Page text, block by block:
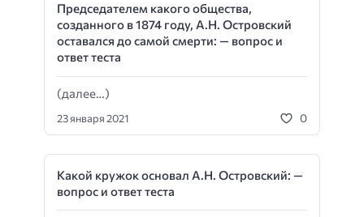
Председателем какого общества,
созданного в 1874 году, А.Н. Островский
оставался до самой смерти: — вопрос и
ответ теста
(далее…)
23 января 2021 0
Какой кружок основал А.Н. Островский: —
вопрос и ответ теста